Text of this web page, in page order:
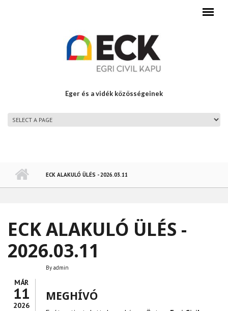
Eger és a vidék közösségeinek
ECK ALAKULÓ ÜLÉS - 2026.03.11
ECK ALAKULÓ ÜLÉS -
2026.03.11
MÁR
11
2026
By admin
MEGHÍVÓ